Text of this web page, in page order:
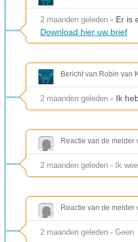
2 maanden geleden - Er is
Download hier uw brief
Bericht van Robin van
2 maanden geleden - Ik
Reactie van de melder
2 maanden geleden - Ik
Reactie van de melder
2 maanden geleden - Geen